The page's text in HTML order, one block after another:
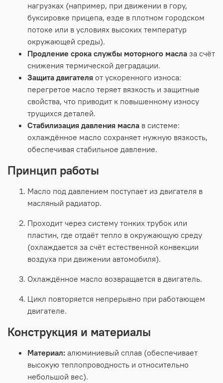
нагрузках (например, при движении в гору,
буксировке прицепа, езде в плотном городском
потоке или в условиях высоких температур
окружающей среды).
Продление срока службы моторного масла за счёт
снижения термической деградации.
Защита двигателя от ускоренного износа:
перегретое масло теряет вязкость и защитные
свойства, что приводит к повышенному износу
трущихся деталей.
Стабилизация давления масла в системе:
охлаждённое масло сохраняет нужную вязкость,
обеспечивая стабильное давление.
Принцип работы
Масло под давлением поступает из двигателя в
масляный радиатор.
Проходит через систему тонких трубок или
пластин, где отдаёт тепло в окружающую среду
(охлаждается за счёт естественной конвекции
воздуха при движении автомобиля).
Охлаждённое масло возвращается в двигатель.
Цикл повторяется непрерывно при работающем
двигателе.
Конструкция и материалы
Материал: алюминиевый сплав (обеспечивает
высокую теплопроводность и относительно
небольшой вес).